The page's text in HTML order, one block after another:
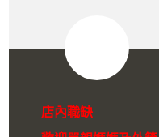
店內職缺